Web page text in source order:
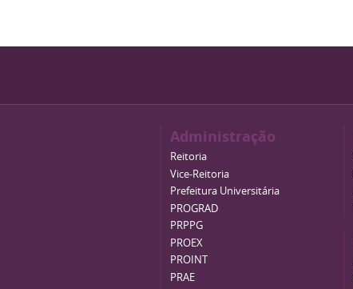
Administração
Reitoria
Vice-Reitoria
Prefeitura Universitária
PROGRAD
PRPPG
PROEX
PROINT
PRAE